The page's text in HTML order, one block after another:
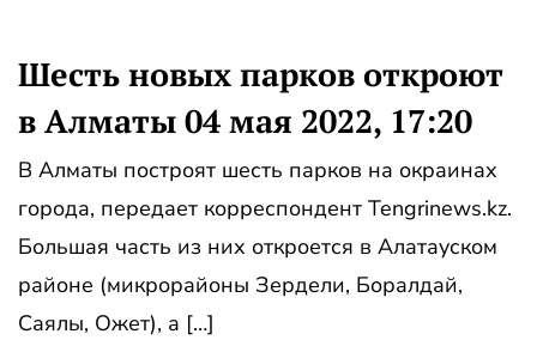
Шесть новых парков откроют
в Алматы 04 мая 2022, 17:20
В Алматы построят шесть парков на окраинах
города, передает корреспондент Tengrinews.kz.
Большая часть из них откроется в Алатауском
районе (микрорайоны Зердели, Боралдай,
Саялы, Ожет), а […]